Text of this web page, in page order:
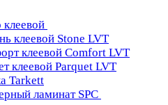
клеевой
клеевой Stone LVT
клеевой Comfort LVT
клеевой Parquet LVT
Tarkett
ламинат SPC